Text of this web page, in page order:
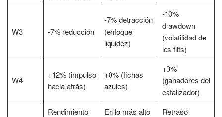
W3 -7% reducción
-7% detracción
(enfoque
liquidez)
-10%
drawdown
(volatilidad de
los tilts)
W4
+12% (impulso
hacia atrás)
+8% (fichas
azules)
+3%
(ganadores del
catalizador)
Rendimiento
En lo más alto
Retraso